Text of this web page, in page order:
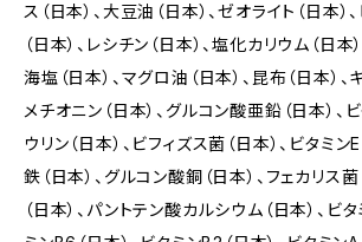
ス（⽇本）、大豆油（⽇本）、ゼオライト（⽇本）
（⽇本）、レシチン（⽇本）、塩化カリウム（⽇本
海塩（⽇本）、マグロ油（⽇本）、昆布（⽇本）、
メチオニン（⽇本）、グルコン酸亜鉛（⽇本）、
ウリン（⽇本）、ビフィズス菌（⽇本）、ビタミン
鉄（⽇本）、グルコン酸銅（⽇本）、フェカリス菌
（⽇本）、パントテン酸カルシウム（⽇本）、ビタ